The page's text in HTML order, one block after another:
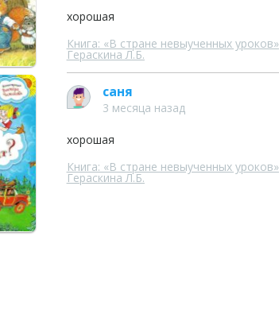
хорошая
Книга: «В стране невыученных уроков»
Гераскина Л.Б.
саня
3 месяца назад
хорошая
Книга: «В стране невыученных уроков»
Гераскина Л.Б.